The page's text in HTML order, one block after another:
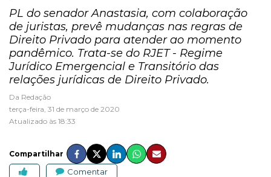
PL do senador Anastasia, com colaboração
de juristas, prevê mudanças nas regras de
Direito Privado para atender ao momento
pandêmico. Trata-se do RJET - Regime
Jurídico Emergencial e Transitório das
relações jurídicas de Direito Privado.
Da Redação
terça-feira, 31 de março de 2020
Atualizado às 18:33
Compartilhar
Comentar